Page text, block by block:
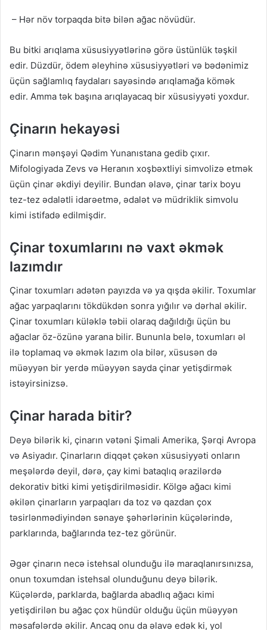
– Hər növ torpaqda bitə bilən ağac növüdür.
Bu bitki arıqlama xüsusiyyətlərinə görə üstünlük təşkil
edir. Düzdür, ödem əleyhinə xüsusiyyətləri və bədənimiz
üçün sağlamlıq faydaları sayəsində arıqlamağa kömək
edir. Amma tək başına arıqlayacaq bir xüsusiyyəti yoxdur.
Çinarın hekayəsi
Çinarın mənşəyi Qədim Yunanıstana gedib çıxır.
Mifologiyada Zevs və Heranın xoşbəxtliyi simvolizə etmək
üçün çinar əkdiyi deyilir. Bundan əlavə, çinar tarix boyu
tez-tez ədalətli idarəetmə, ədalət və müdriklik simvolu
kimi istifadə edilmişdir.
Çinar toxumlarını nə vaxt əkmək
lazımdır
Çinar toxumları adətən payızda və ya qışda əkilir. Toxumlar
ağac yarpaqlarını tökdükdən sonra yığılır və dərhal əkilir.
Çinar toxumları küləklə təbii olaraq dağıldığı üçün bu
ağaclar öz-özünə yarana bilir. Bununla belə, toxumları əl
ilə toplamaq və əkmək lazım ola bilər, xüsusən də
müəyyən bir yerdə müəyyən sayda çinar yetişdirmək
istəyirsinizsə.
Çinar harada bitir?
Deyə bilərik ki, çinarın vətəni Şimali Amerika, Şərqi Avropa
və Asiyadır. Çinarların diqqət çəkən xüsusiyyəti onların
meşələrdə deyil, dərə, çay kimi bataqlıq ərazilərdə
dekorativ bitki kimi yetişdirilməsidir. Kölgə ağacı kimi
əkilən çinarların yarpaqları da toz və qazdan çox
təsirlənmədiyindən sənaye şəhərlərinin küçələrində,
parklarında, bağlarında tez-tez görünür.
Əgər çinarın necə istehsal olunduğu ilə maraqlanırsınızsa,
onun toxumdan istehsal olunduğunu deyə bilərik.
Küçələrdə, parklarda, bağlarda abadlıq ağacı kimi
yetişdirilən bu ağac çox hündür olduğu üçün müəyyən
məsafələrdə əkilir. Ancaq onu da əlavə edək ki, yol